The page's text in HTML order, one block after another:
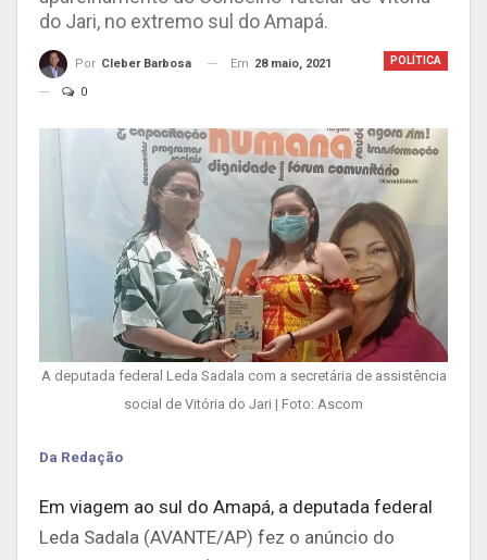
do Jari, no extremo sul do Amapá.
POLÍTICA
Por Cleber Barbosa Em 28 maio, 2021
0
A deputada federal Leda Sadala com a secretária de assistência
social de Vitória do Jari | Foto: Ascom
Da Redação
Em viagem ao sul do Amapá, a deputada federal
Leda Sadala (AVANTE/AP) fez o anúncio do